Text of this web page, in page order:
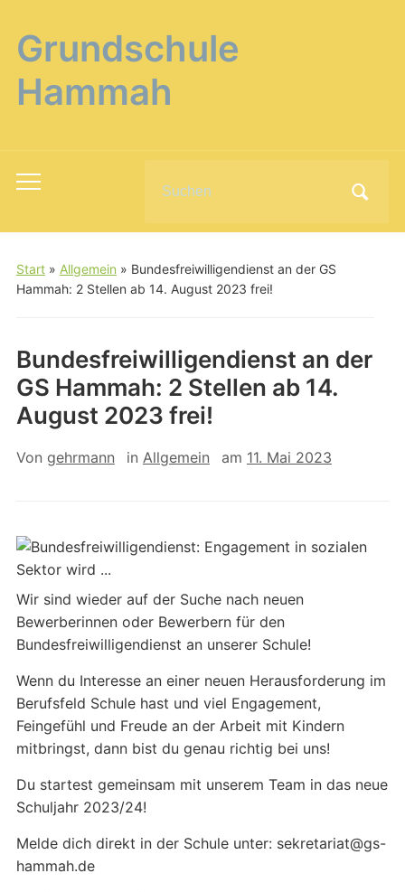
Grundschule
Hammah
Toggle
menu
for:
Start» Allgemein » Bundesfreiwilligendienst an der GS
Hammah: 2 Stellen ab 14. August 2023 frei!
Bundesfreiwilligendienst an der
GS Hammah: 2 Stellen ab 14.
August 2023 frei!
Von gehrmann in Allgemein am 11. Mai 2023
Wir sind wieder auf der Suche nach neuen
Bewerberinnen oder Bewerbern für den
Bundesfreiwilligendienst an unserer Schule!
Wenn du Interesse an einer neuen Herausforderung im
Berufsfeld Schule hast und viel Engagement,
Feingefühl und Freude an der Arbeit mit Kindern
mitbringst, dann bist du genau richtig bei uns!
Du startest gemeinsam mit unserem Team in das neue
Schuljahr 2023/24!
Melde dich direkt in der Schule unter: sekretariat@gs-
hammah.de